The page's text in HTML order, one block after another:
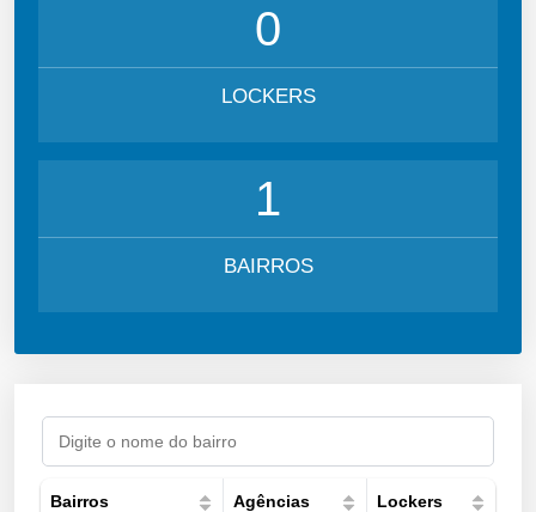
0
LOCKERS
1
BAIRROS
Bairros Agências Lockers